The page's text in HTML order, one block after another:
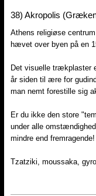
38)​ Akropolis
Athens religiøse
hævet over byen på en
Det visuelle trækplaster
år siden til ære for
man nemt forestille sig
Er du ikke den store
under alle
mindre end fremragende!
Tzatziki, moussaka,